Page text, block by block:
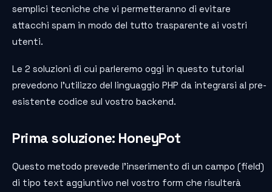
semplici tecniche che vi permetteranno di evitare
attacchi spam in modo del tutto trasparente ai vostri
utenti.
Le 2 soluzioni di cui parleremo oggi in questo tutorial
prevedono l’utilizzo del linguaggio PHP da integrarsi al pre-
esistente codice sul vostro backend.
Prima soluzione: HoneyPot
Questo metodo prevede l’inserimento di un campo (field)
di tipo text aggiuntivo nel vostro form che risulterà